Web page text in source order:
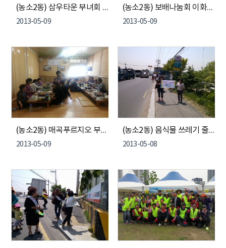
(농소2동) 삼우타운 부녀회 어르신 식사봉사
2013-05-09
(농소2동) 보배나눔회 이화경로당 어르신 방문
2013-05-09
(농소2동) 매곡푸르지오 부녀회 어르신 식사봉사
2013-05-09
(농소2동) 음식물 쓰레기 줄이기 홍보 켐페인 실시
2013-05-08